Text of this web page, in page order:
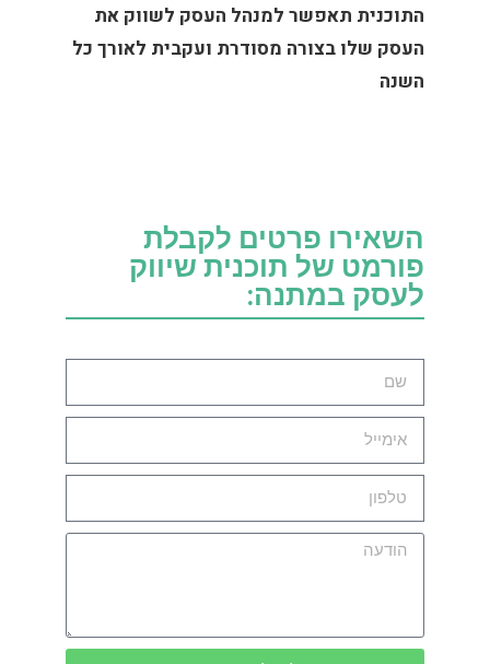
התוכנית תאפשר למנהל העסק לשווק את
העסק שלו בצורה מסודרת ועקבית לאורך כל
השנה
השאירו פרטים לקבלת
פורמט של תוכנית שיווק
לעסק במתנה: